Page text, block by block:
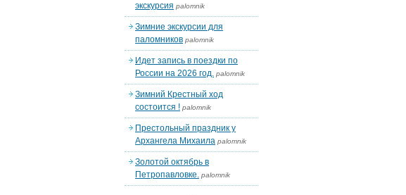
экскурсия palomnik
Зимние экскурсии для
паломников palomnik
Идет запись в поездки по
России на 2026 год. palomnik
Зимний Крестный ход
состоится ! palomnik
Престольный праздник у
Архангела Михаила palomnik
Золотой октябрь в
Петропавловке. palomnik